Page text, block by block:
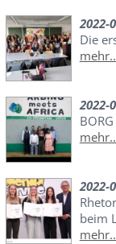
2022-
Die
2022-
2022-
beim